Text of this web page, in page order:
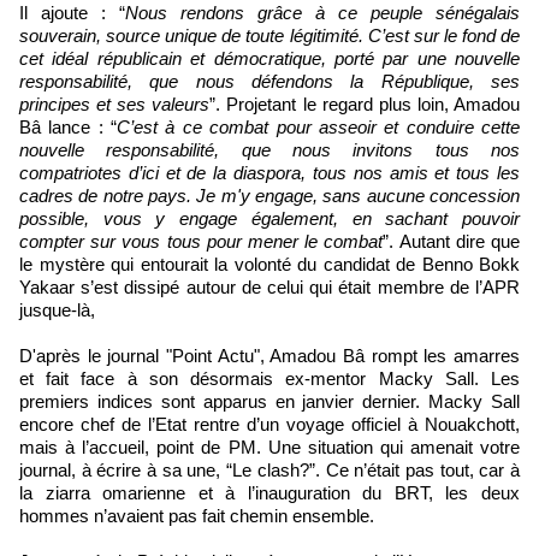
Il ajoute : “Nous rendons grâce à ce peuple sénégalais
souverain, source unique de toute légitimité. C’est sur le fond de
cet idéal républicain et démocratique, porté par une nouvelle
responsabilité, que nous défendons la République, ses
principes et ses valeurs”. Projetant le regard plus loin, Amadou
Bâ lance : “C’est à ce combat pour asseoir et conduire cette
nouvelle responsabilité, que nous invitons tous nos
compatriotes d’ici et de la diaspora, tous nos amis et tous les
cadres de notre pays. Je m'y engage, sans aucune concession
possible, vous y engage également, en sachant pouvoir
compter sur vous tous pour mener le combat”. Autant dire que
le mystère qui entourait la volonté du candidat de Benno Bokk
Yakaar s’est dissipé autour de celui qui était membre de l’APR
jusque-là,
D'après le journal "Point Actu", Amadou Bâ rompt les amarres
et fait face à son désormais ex-mentor Macky Sall. Les
premiers indices sont apparus en janvier dernier. Macky Sall
encore chef de l’Etat rentre d’un voyage officiel à Nouakchott,
mais à l’accueil, point de PM. Une situation qui amenait votre
journal, à écrire à sa une, “Le clash?”. Ce n’était pas tout, car à
la ziarra omarienne et à l’inauguration du BRT, les deux
hommes n’avaient pas fait chemin ensemble.